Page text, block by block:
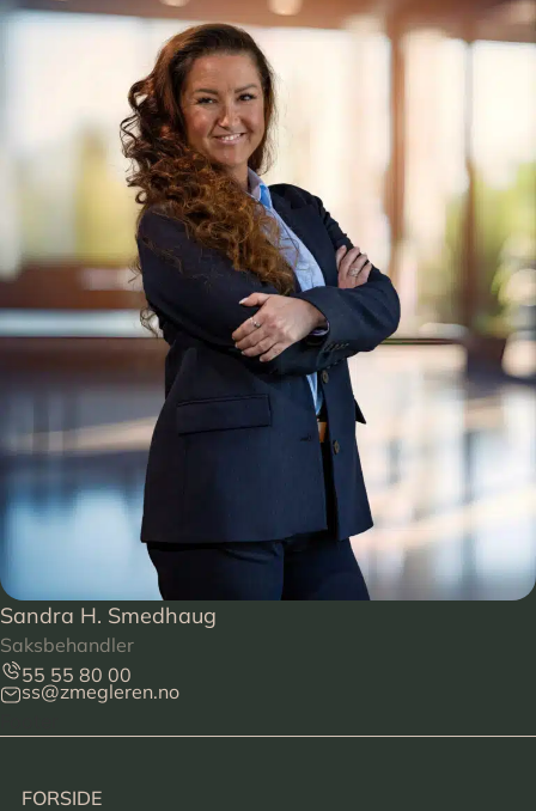
Sandra H. Smedhaug
Saksbehandler
55 55 80 00
ss@zmegleren.no
FORSIDE